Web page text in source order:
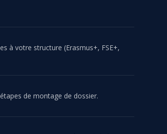
à votre structure (Erasmus+, FSE+,
de montage de dossier.